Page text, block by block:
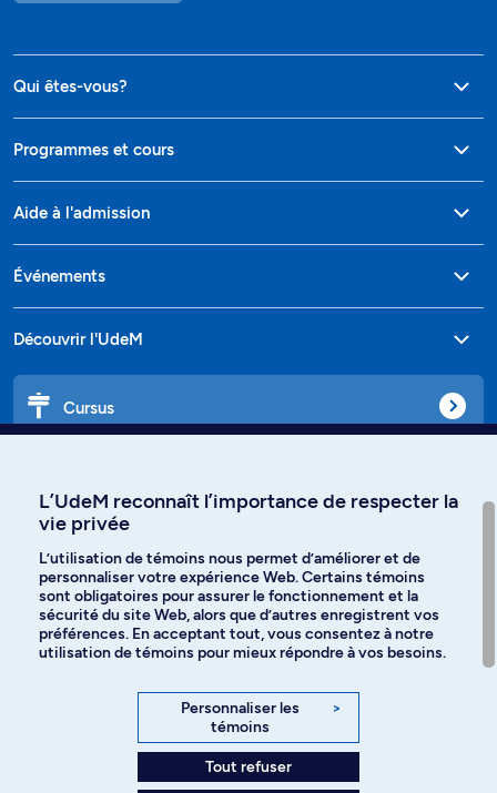
Qui êtes-vous?
Programmes et cours
Aide à l'admission
Événements
Découvrir l'UdeM
Cursus
Langues
Facebook Instagram
YouTube
L’UdeM reconnaît l’importance de respecter la
vie privée
L’utilisation de témoins nous permet d’améliorer et de
personnaliser votre expérience Web. Certains témoins
sont obligatoires pour assurer le fonctionnement et la
sécurité du site Web, alors que d’autres enregistrent vos
préférences. En acceptant tout, vous consentez à notre
utilisation de témoins pour mieux répondre à vos besoins.
Personnaliser les
témoins
>
Tout refuser